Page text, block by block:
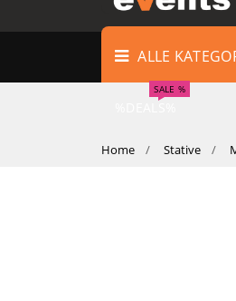
ALLE
SALE %
Home Stative